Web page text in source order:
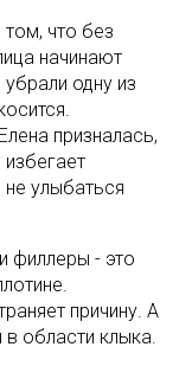
что без
начинают
одну из
призналась,
не улыбаться
филлеры - это
причину. А
области клыка.